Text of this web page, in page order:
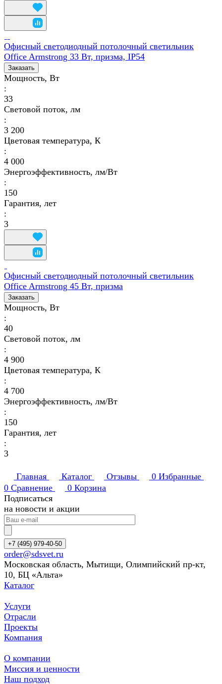
Офисный светодиодный потолочный светильник
Office Armstrong 33 Вт, призма, IP54
Заказать
Мощность, Вт
:
33
Световой поток, лм
:
3 200
Цветовая температура, К
:
4 000
Энергоэффективность, лм/Вт
:
150
Гарантия, лет
:
3
Офисный светодиодный потолочный светильник
Office Armstrong 45 Вт, призма
Заказать
Мощность, Вт
:
40
Световой поток, лм
:
4 900
Цветовая температура, К
:
4 700
Энергоэффективность, лм/Вт
:
150
Гарантия, лет
:
3
Главная Каталог Отзывы 0 Избранные
0 Сравнение 0 Корзина
Подписаться
на новости и акции
+7 (495) 979-40-50
order@sdsvet.ru
Московская область, Мытищи, Олимпийский пр-кт,
10, БЦ «Альта»
Каталог
Услуги
Отрасли
Проекты
Компания
О компании
Миссия и ценности
Наш подход